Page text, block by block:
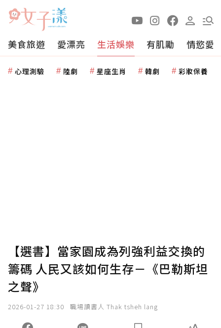
美食旅遊 愛漂亮 生活娛樂 有肌勵 情慾愛
心理測驗 陸劇 星座生肖 韓劇 彩妝保養
【選書】當家園成為列強利益交換的
籌碼 人民又該如何生存－《巴勒斯坦
之聲》
2026-01-27 18:30 職場讀書人 Thak tsheh lang